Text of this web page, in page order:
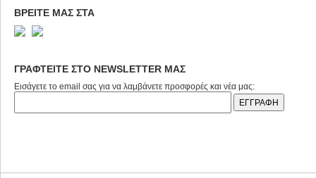
ΒΡΕΙΤΕ ΜΑΣ ΣΤΑ
ΓΡΑΦΤΕΙΤΕ ΣΤΟ NEWSLETTER ΜΑΣ
Εισάγετε το email σας για να λαμβάνετε προσφορές και νέα μας: